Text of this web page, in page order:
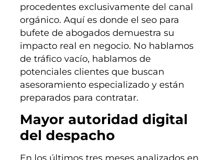
procedentes exclusivamente del canal
orgánico. Aquí es donde el seo para
bufete de abogados demuestra su
impacto real en negocio. No hablamos
de tráfico vacío, hablamos de
potenciales clientes que buscan
asesoramiento especializado y están
preparados para contratar.
Mayor autoridad digital
del despacho
En los últimos tres meses analizados en